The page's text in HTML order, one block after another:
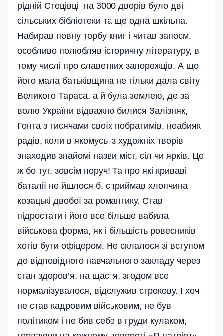
рідній Стецівці на 3000 дворів було дві
сільських бібліотеки та ще одна шкільна.
Набирав повну торбу книг і читав запоєм,
особливо полюбляв історичну літературу, в
тому числі про славетних запорожців. А що
його мала батьківщина не тільки дала світу
Великого Тараса, а й була землею, де за
волю України відважно билися Залізняк,
Гонта з тисячами своїх побратимів, неабияк
радів, коли в якомусь із художніх творів
знаходив знайомі назви міст, сіл чи ярків. Це
ж бо тут, зовсім поруч! Та про які криваві
баталії не йшлося б, сприймав хлопчина
козацькі двобої за романтику. Став
підростати і його все більше вабила
військова форма, як і більшість ровесників
хотів бути офіцером. Не склалося зі вступом
до відповідного навчального закладу через
стан здоров’я, на щастя, згодом все
нормалізувалося, відслужив строкову. І хоч
не став кадровим військовим, не був
політиком і не бив себе в груди кулаком,